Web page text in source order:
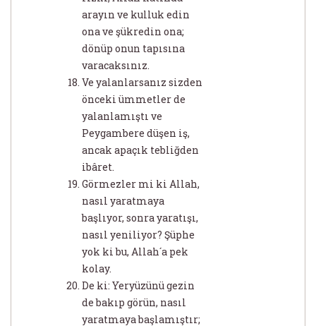
arayın ve kulluk edin
ona ve şükredin ona;
dönüp onun tapısına
varacaksınız.
Ve yalanlarsanız sizden
önceki ümmetler de
yalanlamıştı ve
Peygambere düşen iş,
ancak apaçık tebliğden
ibâret.
Görmezler mi ki Allah,
nasıl yaratmaya
başlıyor, sonra yaratışı,
nasıl yeniliyor? Şüphe
yok ki bu, Allah´a pek
kolay.
De ki: Yeryüzünü gezin
de bakıp görün, nasıl
yaratmaya başlamıştır;